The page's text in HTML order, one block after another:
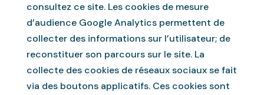
consultez ce site. Les cookies de mesure
d’audience Google Analytics permettent de
collecter des informations sur l’utilisateur; de
reconstituer son parcours sur le site. La
collecte des cookies de réseaux sociaux se fait
via des boutons applicatifs. Ces cookies sont